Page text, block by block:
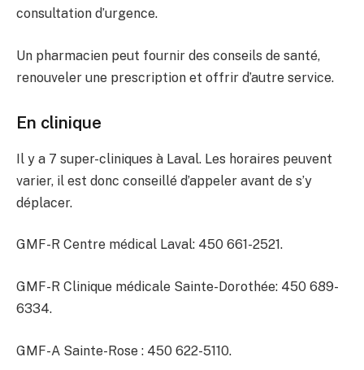
consultation d’urgence.
Un pharmacien peut fournir des conseils de santé,
renouveler une prescription et offrir d’autre service.
En clinique
Il y a 7 super-cliniques à Laval. Les horaires peuvent
varier, il est donc conseillé d’appeler avant de s’y
déplacer.
GMF-R Centre médical Laval: 450 661-2521.
GMF-R Clinique médicale Sainte-Dorothée: 450 689-
6334.
GMF-A Sainte-Rose : 450 622-5110.